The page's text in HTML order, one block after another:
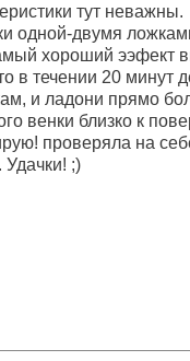
тут неважны.
одной-двумя
хороший ээфект
в течении 20 минут
и ладони прямо
венки близко к
проверяла на
;)